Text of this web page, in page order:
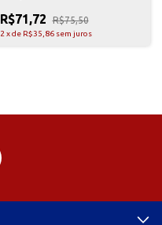
R$71,72 R$75,50
2 xde R$35,86 sem juros